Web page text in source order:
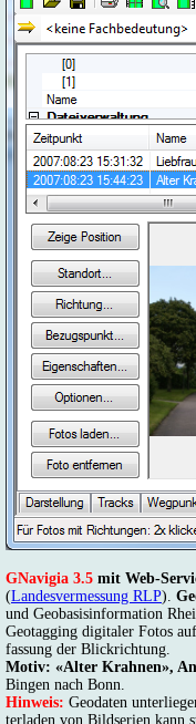
GNavigia 3.5 mit Web-
(Lan­des­ver­mes­sung RLP).
und Geo­ba­sis­in­for­ma­ti­on
Geo­tag­ging di­gi­ta­ler Fo­tos
fas­sung der Blick­rich­tung.
Mo­tiv: «Al­ter Krah­nen»,
Bin­gen nach Bonn.
Hin­weis: Geo­da­ten
ter­la­den von Bild­se­ri­en kann